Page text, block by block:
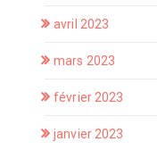
avril 2023
mars 2023
février 2023
janvier 2023